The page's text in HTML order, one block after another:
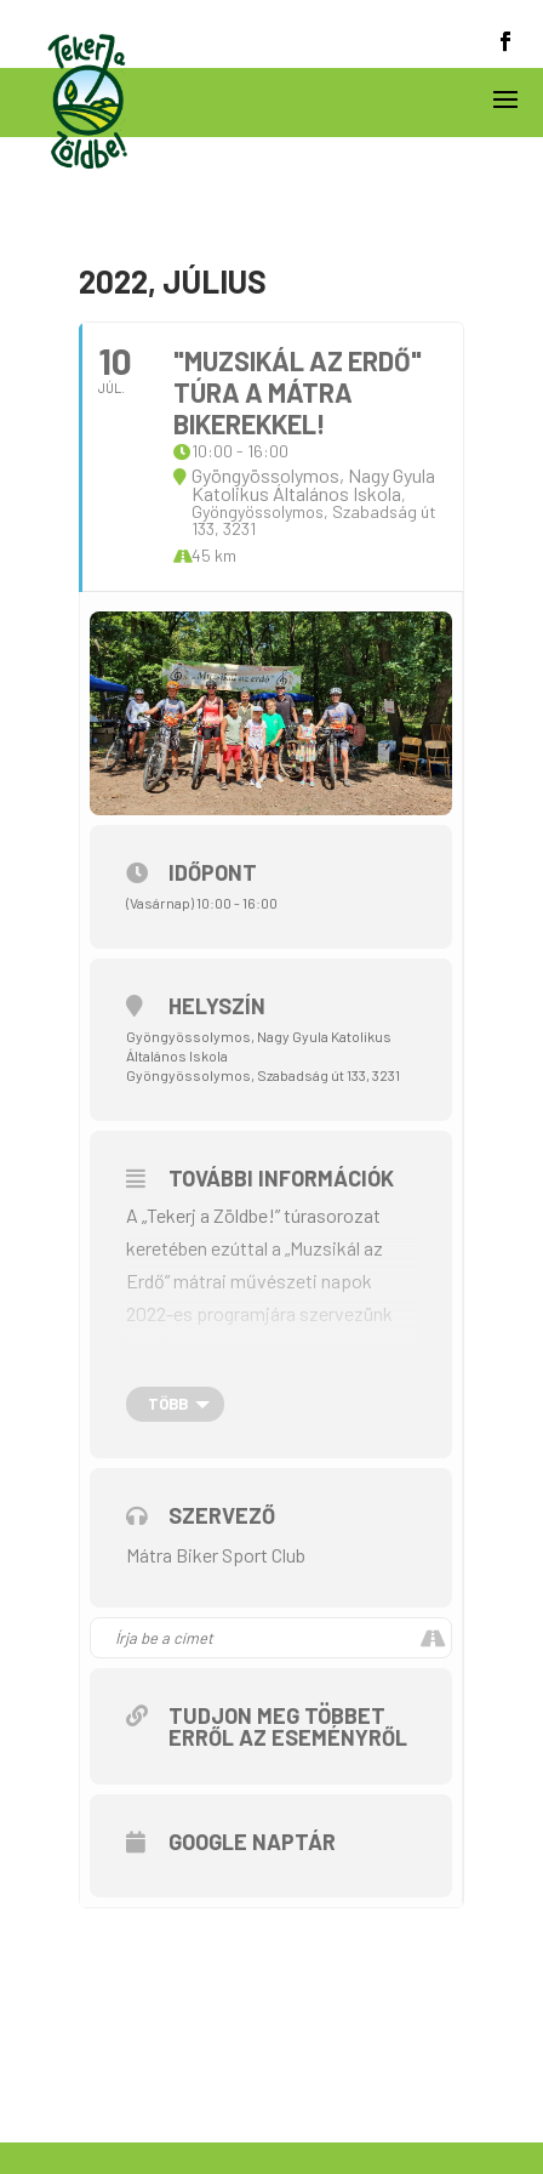
2022, JÚLIUS
10
JÚL.
"MUZSIKÁL AZ ERDŐ"
TÚRA A MÁTRA
BIKEREKKEL!
10:00 - 16:00
Gyöngyössolymos, Nagy Gyula
Katolikus Általános Iskola,
Gyöngyössolymos, Szabadság út
133, 3231
45 km
IDŐPONT
(Vasárnap) 10:00 - 16:00
HELYSZÍN
Gyöngyössolymos, Nagy Gyula Katolikus
Általános Iskola
Gyöngyössolymos, Szabadság út 133, 3231
TOVÁBBI INFORMÁCIÓK
A „Tekerj a Zöldbe!” túrasorozat
keretében ezúttal a „Muzsikál az
Erdő” mátrai művészeti napok
2022-es programjára szervezünk
A program keretében
eltöltésével, a környezettudatos
Az úticél ezúttal a Gyöngyöspata
mezőgazdasági dózerutakon
haladó bringatúra az
Táv: kb. 45 km Szint: 1000 m
TÖBB
SZERVEZŐ
Mátra Biker Sport Club
TUDJON MEG TÖBBET
ERRŐL AZ ESEMÉNYRŐL
GOOGLE NAPTÁR